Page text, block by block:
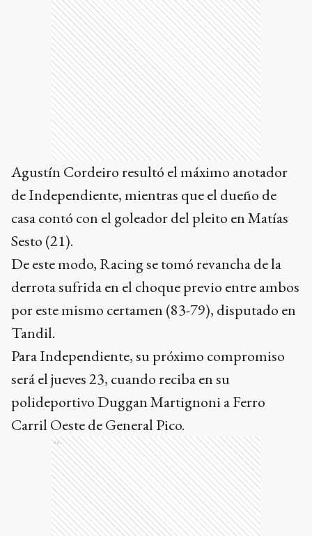
Agustín Cordeiro resultó el máximo anotador
de Independiente, mientras que el dueño de
casa contó con el goleador del pleito en Matías
Sesto (21).
De este modo, Racing se tomó revancha de la
derrota sufrida en el choque previo entre ambos
por este mismo certamen (83-79), disputado en
Tandil.
Para Independiente, su próximo compromiso
será el jueves 23, cuando reciba en su
polideportivo Duggan Martignoni a Ferro
Carril Oeste de General Pico.
Ads